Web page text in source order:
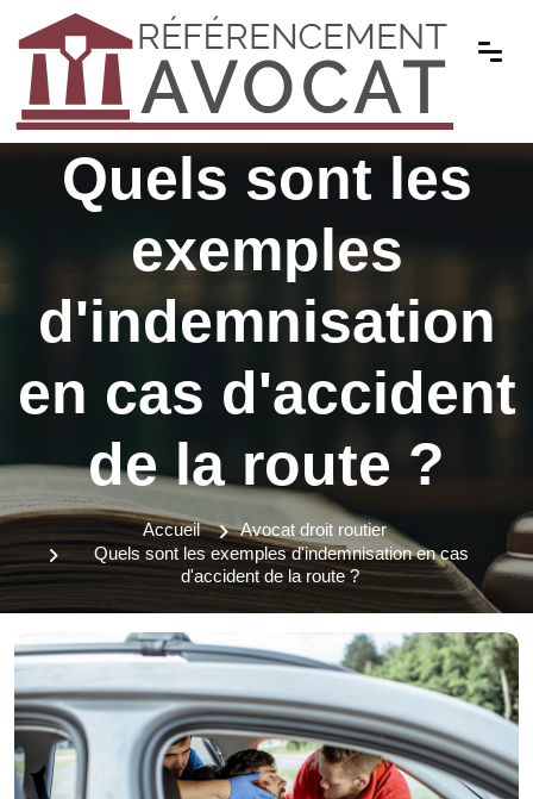
Quels sont les
exemples
d'indemnisation
en cas d'accident
de la route ?
Accueil
Avocat droit routier
Quels sont les exemples d'indemnisation en cas
d'accident de la route ?